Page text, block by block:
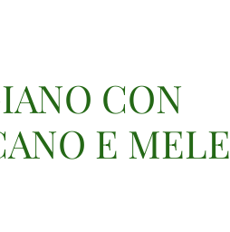
CON
E MELE